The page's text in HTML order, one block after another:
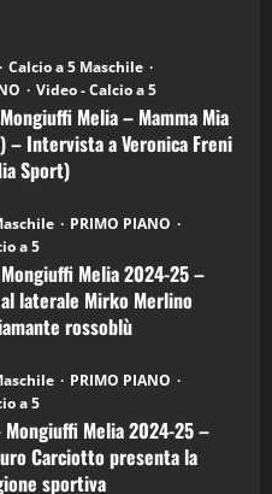
Calcio a 5 Maschile
Video - Calcio a 5
Melia – Mamma Mia
– Intervista a Veronica Freni
Sport)
PRIMO PIANO
a 5
Melia 2024-25 –
laterale Mirko Merlino
rossoblù
PRIMO PIANO
a 5
Mongiuffi Melia 2024-25 –
Carciotto presenta la
sportiva
in Podcast
in Podcast: 28^ Puntata
Aprile 2026)
in Podcast: 27^ Puntata
Aprile 2026)
in Podcast: 26^ Puntata
Aprile 2026)